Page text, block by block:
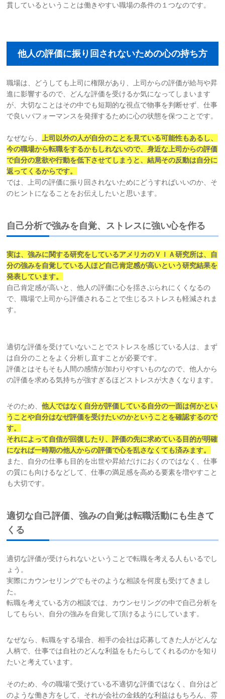
貫しているということは働きやすい職場の条件の１つなのです。
他人の評価に振り回されないための心の持ち方
職場は、どうしても上司に権限があり、上司からの評価が給与や昇
進に影響するので、どんな評価を受けるか気になってしまいます
が、大切なことはその中でも短期的な視点で物事を判断せず、仕事
で良いパフォーマンスを発揮するために心の状態を保つことです。
なぜなら、
上司以外の人が自分のことを見ている可能性もあるし、
今の職場から転職をするかもしれないので、身近な上司からの評価
で自分の意欲や行動を低下させてしまうと、結局その反動は自分に
返ってくるからです。
では、上司の評価に振り回されないためにどうすればいいのか、そ
のヒントになることをお伝えしたいと思います。
自己分析で強みを自覚、ストレスに強い心を作る
実は、強みに関する研究をしているアメリカのＶＩＡ研究所は、自
分の強みを自覚している人ほど自己肯定感が高いという研究結果を
発表しています。
自己肯定感が高いと、他人の評価に心を揺さぶられにくくなるの
で、職場で上司から評価されることで生じるストレスも軽減されま
す。
適切な評価を受けていないことでストレスを感じている人は、まず
は自分のことをよく分析し直すことが必要です。
評価とはそもそも人間の感情が加わりやすいものなので、他人から
の評価を求める気持ちが強すぎるほどストレスが大きくなります。
そのため、他人ではなく自分が評価している自分の一面は何かとい
うことや自分はなぜ評価を受けたいのかということを確認するので
す。
それによって自信が回復したり、評価の先に求めている目的が明確
になれば一時期の他人からの評価で心を乱さなくても済みます。
また、自分の仕事も目的を出世や昇給だけにおくのではなく、仕事
の質にも向けるなどして、仕事の満足感を高める要素を増やすこと
も大切です。
適切な自己評価、強みの自覚は転職活動にも生きて
くる
適切な評価が受けられないということで転職を考える人もいるでし
ょう。
実際にカウンセリングでもそのような相談を何度も受けてきまし
た。
転職を考えている方の相談では、カウンセリングの中で自己分析を
してもらい、自分の強みを自覚して頂けるようにしています。
なぜなら、転職をする場合、相手の会社は応募してきた人がどんな
人柄で、仕事では自社のどんな利益をもたらしてくれるのかを知り
たいと考えています。
そのため、今の職場で受けている不適切な評価ではなく、自分はど
のような働き方をして、それが会社の金銭的な利益はもちろん、雰